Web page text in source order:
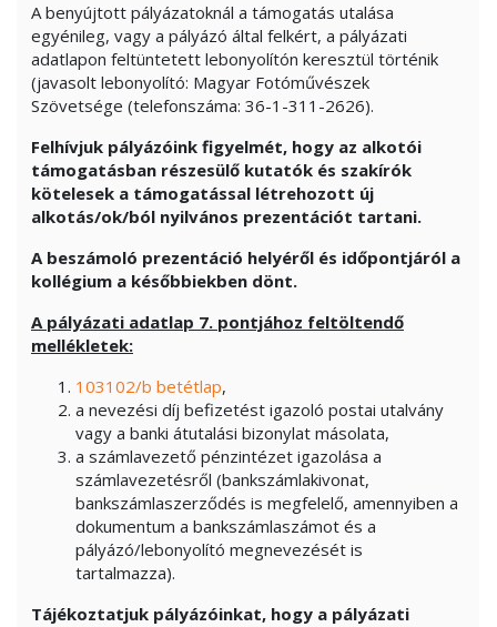
A benyújtott pályázatoknál a támogatás utalása
egyénileg, vagy a pályázó által felkért, a pályázati
adatlapon feltüntetett lebonyolítón keresztül történik
(javasolt lebonyolító: Magyar Fotóművészek
Szövetsége (telefonszáma: 36-1-311-2626).
Felhívjuk pályázóink figyelmét, hogy az alkotói
támogatásban részesülő kutatók és szakírók
kötelesek a támogatással létrehozott új
alkotás/ok/ból nyilvános prezentációt tartani.
A beszámoló prezentáció helyéről és időpontjáról a
kollégium a későbbiekben dönt.
A pályázati adatlap 7. pontjához feltöltendő
mellékletek:
103102/b betétlap,
a nevezési díj befizetést igazoló postai utalvány
vagy a banki átutalási bizonylat másolata,
a számlavezető pénzintézet igazolása a
számlavezetésről (bankszámlakivonat,
bankszámlaszerződés is megfelelő, amennyiben a
dokumentum a bankszámlaszámot és a
pályázó/lebonyolító megnevezését is
tartalmazza).
Tájékoztatjuk pályázóinkat, hogy a pályázati